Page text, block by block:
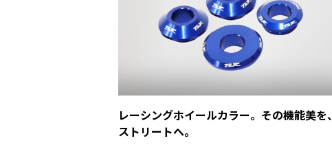
レーシングホイールカラー。その機能美を、
ストリートへ。